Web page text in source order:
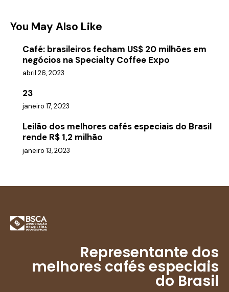
You May Also Like
Café: brasileiros fecham US$ 20 milhões em
negócios na Specialty Coffee Expo
abril 26, 2023
23
janeiro 17, 2023
Leilão dos melhores cafés especiais do Brasil
rende R$ 1,2 milhão
janeiro 13, 2023
Representante dos
melhores cafés especiais
do Brasil